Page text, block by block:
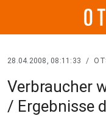
28.04.2008, 08:11:33 /
Verbraucher
/ Ergebnisse